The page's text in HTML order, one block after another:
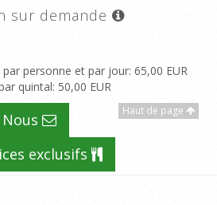
sur demande
personne et par jour: 65,00 EUR
quintal: 50,00 EUR
Haut de page
exclusifs